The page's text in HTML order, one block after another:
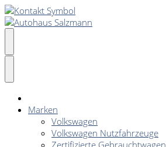
Marken
Volkswagen
Volkswagen Nutzfahrzeuge
Zertifizierte Gebrauchtwagen